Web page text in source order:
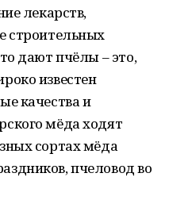
лекарств,
строительных
дают пчёлы – это,
известен
качества и
мёда ходят
сортах мёда
пчеловод во